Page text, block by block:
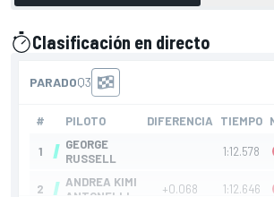
Clasificación en directo